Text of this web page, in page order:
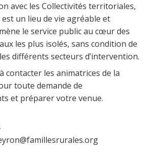
avec les Collectivités territoriales,
un lieu de vie agréable et
le service public au cœur des
les plus isolés, sans condition de
différents secteurs d’intervention.
contacter les animatrices de la
toute demande de
et préparer votre venue.